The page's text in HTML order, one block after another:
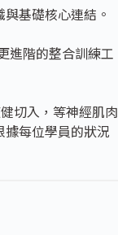
基礎核心連結。
進階的整合訓練工
切入，等神經肌肉
每位學員的狀況